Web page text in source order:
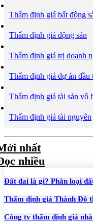
Thẩm định giá bất động
Thẩm định giá động sản
Thẩm định giá trị doanh
Thẩm định giá dự án đầu
Thẩm định giá tài sản vô
Thẩm định giá tài nguyên
nhất
nhiều
Đất đai là gì? Phân loại
Thẩm định giá Thành Đô
Công ty thẩm định giá